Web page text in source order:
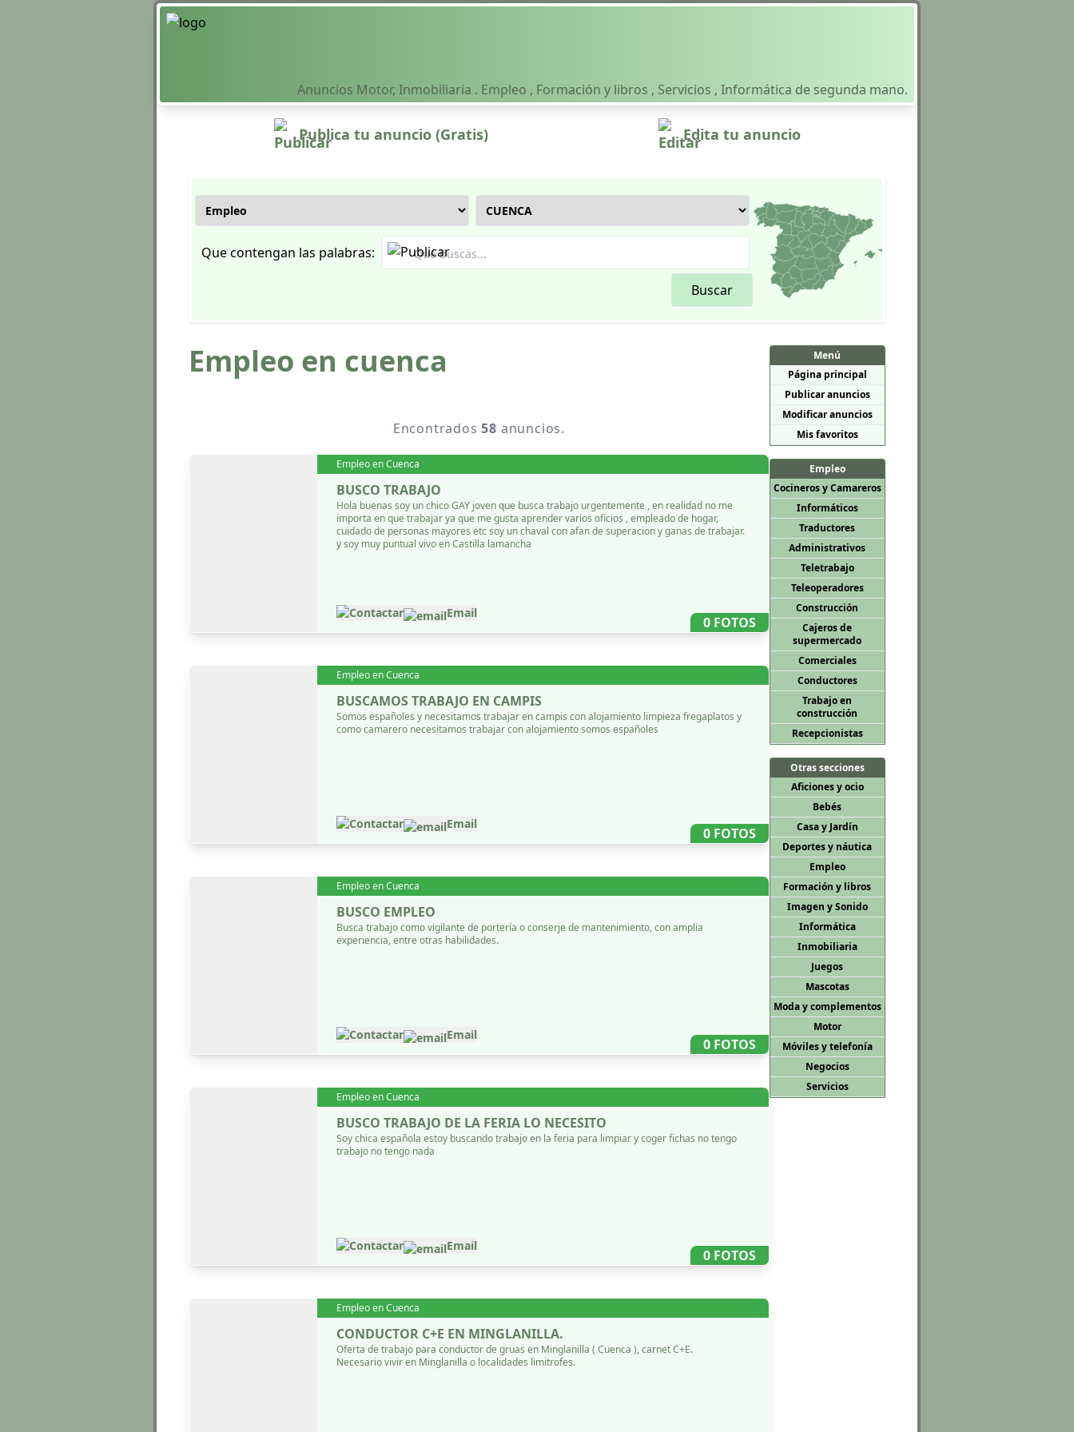
Anuncios Motor, Inmobiliaria . Empleo , Formación y libros , Servicios , Informática de segunda mano.
Publica tu anuncio (Gratis) Edita tu anuncio
Que contengan las palabras:
Buscar
Empleo en cuenca
Encontrados58 anuncios.
Empleo enCuenca
BUSCO TRABAJO
Hola buenas soy un chico GAY joven que busca trabajo urgentemente , en realidad no me
importa en que trabajar ya que me gusta aprender varios oficios , empleado de hogar,
cuidado de personas mayores etc soy un chaval con afan de superacion y ganas de trabajar.
y soy muy puntual vivo en Castilla lamancha
Contactar Email
0 FOTOS
Empleo enCuenca
BUSCAMOS TRABAJO EN CAMPIS
Somos españoles y necesitamos trabajar en campis con alojamiento limpieza fregaplatos y
como camarero necesitamos trabajar con alojamiento somos españoles
Contactar Email
0 FOTOS
Empleo enCuenca
BUSCO EMPLEO
Busca trabajo como vigilante de portería o conserje de mantenimiento, con amplia
experiencia, entre otras habilidades.
Contactar Email
0 FOTOS
Empleo enCuenca
BUSCO TRABAJO DE LA FERIA LO NECESITO
Soy chica española estoy buscando trabajo en la feria para limpiar y coger fichas no tengo
trabajo no tengo nada
Contactar Email
0 FOTOS
Empleo enCuenca
CONDUCTOR C+E EN MINGLANILLA.
Oferta de trabajo para conductor de gruas en Minglanilla ( Cuenca ), carnet C+E.
Necesario vivir en Minglanilla o localidades limitrofes.
Menú
Página principal
Publicar anuncios
Modificar anuncios
Mis favoritos
Empleo
Cocineros y Camareros
Informáticos
Traductores
Administrativos
Teletrabajo
Teleoperadores
Construcción
Cajeros de
supermercado
Comerciales
Conductores
Trabajo en
construcción
Recepcionistas
Otras secciones
Aficiones y ocio
Bebés
Casa y Jardí­n
Deportes y náutica
Empleo
Formación y libros
Imagen y Sonido
Informática
Inmobiliaria
Juegos
Mascotas
Moda y complementos
Motor
Móviles y telefoní­a
Negocios
Servicios